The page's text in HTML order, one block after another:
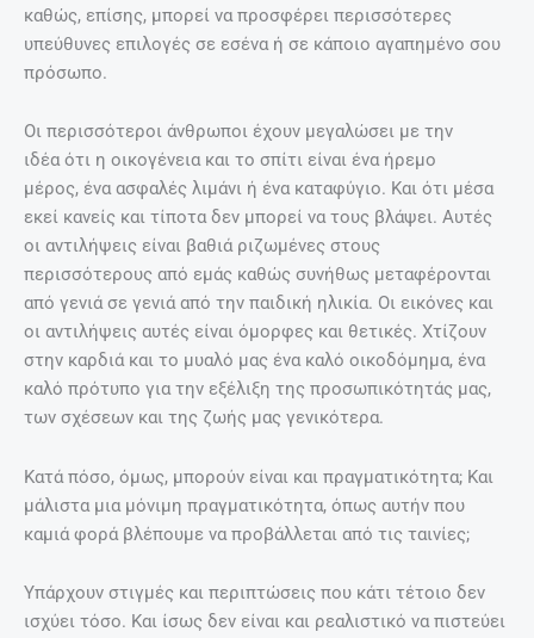
καθώς, επίσης, μπορεί να προσφέρει περισσότερες
υπεύθυνες επιλογές σε εσένα ή σε κάποιο αγαπημένο σου
πρόσωπο.
Οι περισσότεροι άνθρωποι έχουν μεγαλώσει με την
ιδέα ότι η οικογένεια και το σπίτι είναι ένα ήρεμο
μέρος, ένα ασφαλές λιμάνι ή ένα καταφύγιο. Και ότι μέσα
εκεί κανείς και τίποτα δεν μπορεί να τους βλάψει. Αυτές
οι αντιλήψεις είναι βαθιά ριζωμένες στους
περισσότερους από εμάς καθώς συνήθως μεταφέρονται
από γενιά σε γενιά από την παιδική ηλικία. Οι εικόνες και
οι αντιλήψεις αυτές είναι όμορφες και θετικές. Χτίζουν
στην καρδιά και το μυαλό μας ένα καλό οικοδόμημα, ένα
καλό πρότυπο για την εξέλιξη της προσωπικότητάς μας,
των σχέσεων και της ζωής μας γενικότερα.
Κατά πόσο, όμως, μπορούν είναι και πραγματικότητα; Και
μάλιστα μια μόνιμη πραγματικότητα, όπως αυτήν που
καμιά φορά βλέπουμε να προβάλλεται από τις ταινίες;
Υπάρχουν στιγμές και περιπτώσεις που κάτι τέτοιο δεν
ισχύει τόσο. Και ίσως δεν είναι και ρεαλιστικό να πιστεύει